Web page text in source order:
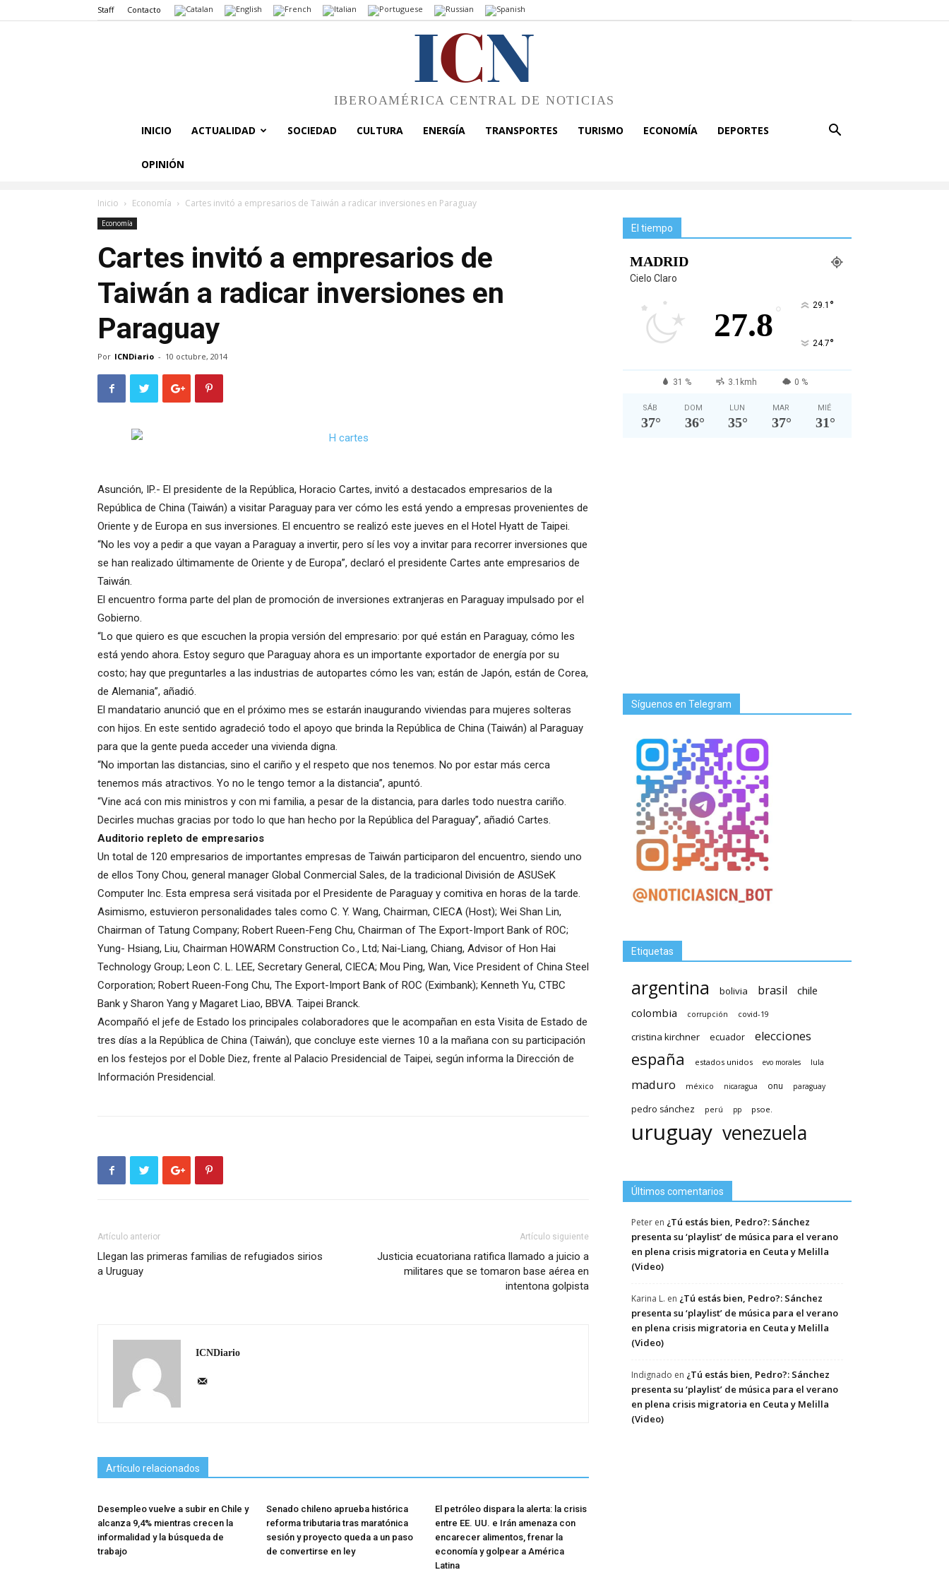
Staff Contacto
ICN
IBEROAMÉRICA CENTRAL DE NOTICIAS
INICIO ACTUALIDAD SOCIEDAD CULTURA ENERGÍA TRANSPORTES TURISMO ECONOMÍA DEPORTES
OPINIÓN
Inicio Economía Cartes invitó a empresarios de Taiwán a radicar inversiones en Paraguay
Economía
Cartes invitó a empresarios de
Taiwán a radicar inversiones en
Paraguay
Por ICNDiario - 10 octubre, 2014
Asunción, IP.- El presidente de la República, Horacio Cartes, invitó a destacados empresarios de la
República de China (Taiwán) a visitar Paraguay para ver cómo les está yendo a empresas provenientes de
Oriente y de Europa en sus inversiones. El encuentro se realizó este jueves en el Hotel Hyatt de Taipei.
“No les voy a pedir a que vayan a Paraguay a invertir, pero sí les voy a invitar para recorrer inversiones que
se han realizado últimamente de Oriente y de Europa”, declaró el presidente Cartes ante empresarios de
Taiwán.
El encuentro forma parte del plan de promoción de inversiones extranjeras en Paraguay impulsado por el
Gobierno.
“Lo que quiero es que escuchen la propia versión del empresario: por qué están en Paraguay, cómo les
está yendo ahora. Estoy seguro que Paraguay ahora es un importante exportador de energía por su
costo; hay que preguntarles a las industrias de autopartes cómo les van; están de Japón, están de Corea,
de Alemania”, añadió.
El mandatario anunció que en el próximo mes se estarán inaugurando viviendas para mujeres solteras
con hijos. En este sentido agradeció todo el apoyo que brinda la República de China (Taiwán) al Paraguay
para que la gente pueda acceder una vivienda digna.
“No importan las distancias, sino el cariño y el respeto que nos tenemos. No por estar más cerca
tenemos más atractivos. Yo no le tengo temor a la distancia”, apuntó.
“Vine acá con mis ministros y con mi familia, a pesar de la distancia, para darles todo nuestra cariño.
Decirles muchas gracias por todo lo que han hecho por la República del Paraguay”, añadió Cartes.
Auditorio repleto de empresarios
Un total de 120 empresarios de importantes empresas de Taiwán participaron del encuentro, siendo uno
de ellos Tony Chou, general manager Global Conmercial Sales, de la tradicional División de ASUSeK
Computer Inc. Esta empresa será visitada por el Presidente de Paraguay y comitiva en horas de la tarde.
Asimismo, estuvieron personalidades tales como C. Y. Wang, Chairman, CIECA (Host); Wei Shan Lin,
Chairman of Tatung Company; Robert Rueen-Feng Chu, Chairman of The Export-Import Bank of ROC;
Yung- Hsiang, Liu, Chairman HOWARM Construction Co., Ltd; Nai-Liang, Chiang, Advisor of Hon Hai
Technology Group; Leon C. L. LEE, Secretary General, CIECA; Mou Ping, Wan, Vice President of China Steel
Corporation; Robert Rueen-Fong Chu, The Export-Import Bank of ROC (Eximbank); Kenneth Yu, CTBC
Bank y Sharon Yang y Magaret Liao, BBVA. Taipei Branck.
Acompañó el jefe de Estado los principales colaboradores que le acompañan en esta Visita de Estado de
tres días a la República de China (Taiwán), que concluye este viernes 10 a la mañana con su participación
en los festejos por el Doble Diez, frente al Palacio Presidencial de Taipei, según informa la Dirección de
Información Presidencial.
Artículo anterior
Llegan las primeras familias de refugiados sirios
a Uruguay
Artículo siguiente
Justicia ecuatoriana ratifica llamado a juicio a
militares que se tomaron base aérea en
intentona golpista
ICNDiario
Artículo relacionados
Desempleo vuelve a subir en Chile y
alcanza 9,4% mientras crecen la
informalidad y la búsqueda de
trabajo
Senado chileno aprueba histórica
reforma tributaria tras maratónica
sesión y proyecto queda a un paso
de convertirse en ley
El petróleo dispara la alerta: la crisis
entre EE. UU. e Irán amenaza con
encarecer alimentos, frenar la
economía y golpear a América
Latina
El tiempo
MADRID
Cielo Claro
27.8 ° 29.1 °
24.7°
31 % 3.1kmh 0 %
SÁB
37°
DOM
36°
LUN
35°
MAR
37°
MIÉ
31°
Síguenos en Telegram
Etiquetas
argentina bolivia brasil
chile
colombia
corrupción covid-19
cristina kirchner ecuador elecciones
españa estados unidos evo morales lula
maduro méxico nicaragua onu paraguay
pedro sánchez perú pp psoe.
uruguay venezuela
Últimos comentarios
Peter en ¿Tú estás bien, Pedro?: Sánchez
presenta su ‘playlist’ de música para el verano
en plena crisis migratoria en Ceuta y Melilla
(Video)
Karina L. en ¿Tú estás bien, Pedro?: Sánchez
presenta su ‘playlist’ de música para el verano
en plena crisis migratoria en Ceuta y Melilla
(Video)
Indignado en ¿Tú estás bien, Pedro?: Sánchez
presenta su ‘playlist’ de música para el verano
en plena crisis migratoria en Ceuta y Melilla
(Video)